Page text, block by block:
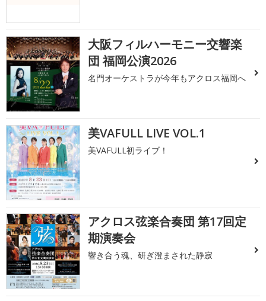
大阪フィルハーモニー交響楽
団 福岡公演2026
名門オーケストラが今年もアクロス福岡へ
美VAFULL LIVE VOL.1
美VAFULL初ライブ！
アクロス弦楽合奏団 第17回定
期演奏会
響き合う魂、研ぎ澄まされた静寂